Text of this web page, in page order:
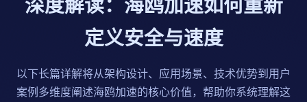
定义安全与速度
以下长篇详解将从架构设计、应用场景、技术优势到用户
案例多维度阐述海鸥加速的核心价值，帮助你系统理解这